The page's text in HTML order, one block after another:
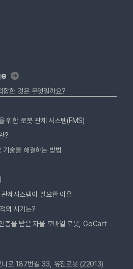
한 것은 무엇일까요?
위한 로봇 관제 시스템(FMS)
?
술을 해결하는 방법
제시스템이 필요한 이유
의 시기는?
증을 받은 자율 모바일 로봇, GoCart
니로 187번길 33, 유진로봇 (22013)